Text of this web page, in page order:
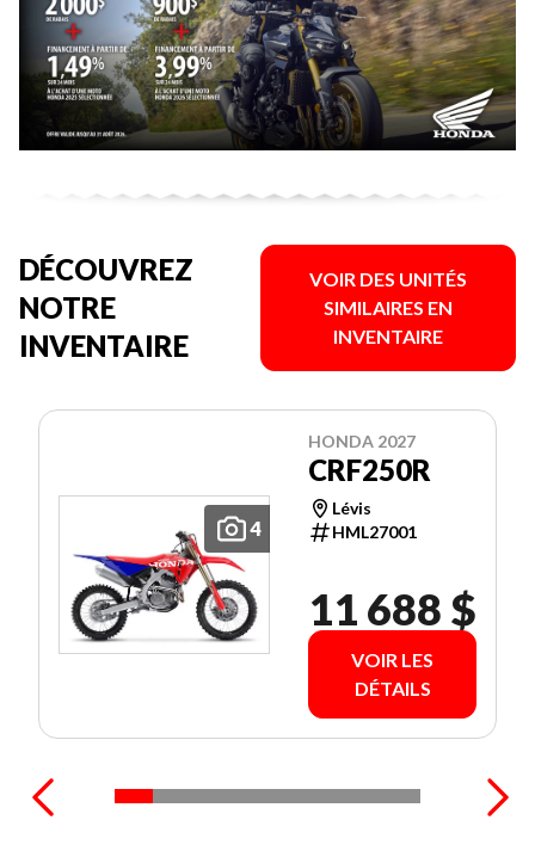
DÉCOUVREZ
NOTRE
INVENTAIRE
VOIR DES UNITÉS
SIMILAIRES EN
INVENTAIRE
4
HONDA 2027
CRF250R
Lévis
HML27001
11 688 $
VOIR LES
DÉTAILS